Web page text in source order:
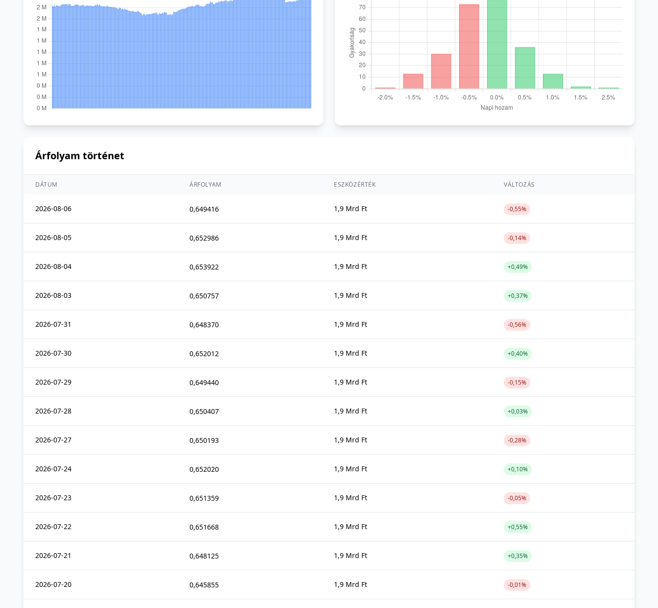
Árfolyam történet
DÁTUM ÁRFOLYAM ESZKÖZÉRTÉK VÁLTOZÁS
2026-08-06 0,649416 1,9 Mrd Ft -0,55%
2026-08-05 0,652986 1,9 Mrd Ft -0,14%
2026-08-04 0,653922 1,9 Mrd Ft +0,49%
2026-08-03 0,650757 1,9 Mrd Ft +0,37%
2026-07-31 0,648370 1,9 Mrd Ft -0,56%
2026-07-30 0,652012 1,9 Mrd Ft +0,40%
2026-07-29 0,649440 1,9 Mrd Ft -0,15%
2026-07-28 0,650407 1,9 Mrd Ft +0,03%
2026-07-27 0,650193 1,9 Mrd Ft -0,28%
2026-07-24 0,652020 1,9 Mrd Ft +0,10%
2026-07-23 0,651359 1,9 Mrd Ft -0,05%
2026-07-22 0,651668 1,9 Mrd Ft +0,55%
2026-07-21 0,648125 1,9 Mrd Ft +0,35%
2026-07-20 0,645855 1,9 Mrd Ft -0,01%